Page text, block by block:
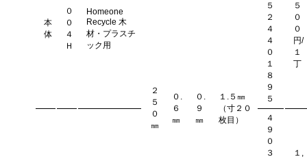
本
体
０
０
４
Ｈ
Homeone
Recycle 木
材・プラスチ
ック用
２
５
０
㎜
０.
６
㎜
０.
９
㎜
１.５㎜
（寸２０
枚目）
５
２
４
４
０
１
８
９
５
５
０
０
円/
１
丁
４
９
０
３
１,